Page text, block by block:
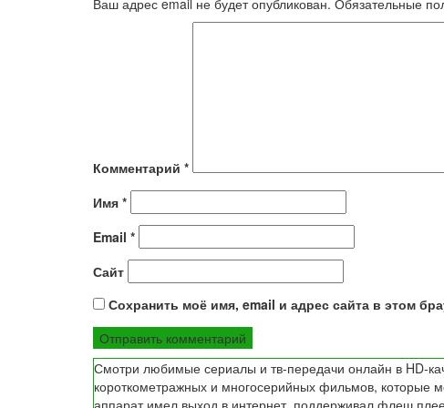
Ваш адрес email не будет опубликован. Обязательные
Комментарий *
Имя *
Email *
Сайт
Сохранить моё имя, email и адрес сайта в этом
Смотри любимые сериалы и тв-передачи онлайн в HD-
короткометражных и многосерийных фильмов, которые